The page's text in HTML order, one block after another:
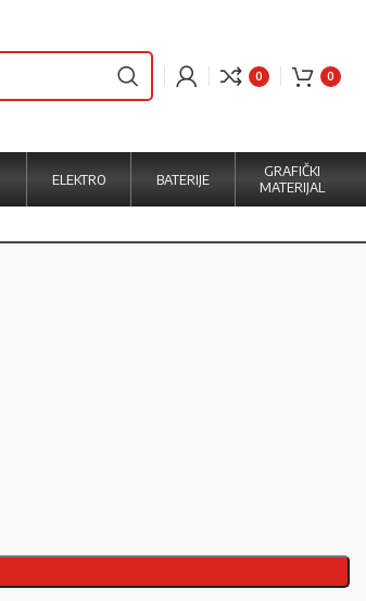
0 0
ELEKTRO BATERIJE
GRAFIČKI
MATERIJAL